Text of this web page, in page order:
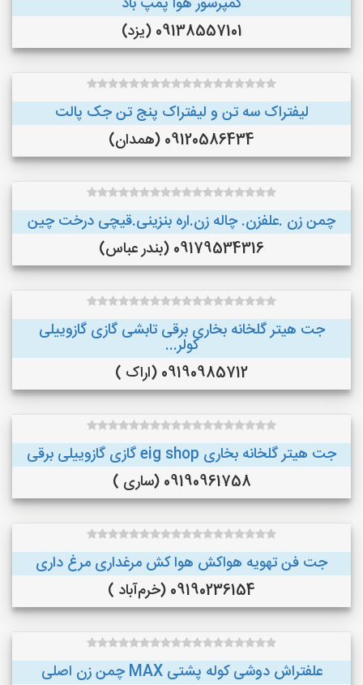
09138557101 (یزد)
لیفتراک سه تن و لیفتراک پنج تن جک پالت
09120586434 (همدان)
چمن زن .علفزن. چاله زن.اره بنزینی.قیچی درخت چین
09179534316 (بندر عباس)
جت هیتر گلخانه بخاری برقی تابشی گازی گازوییلی
کولر...
09190985712 (اراک )
جت هیتر گلخانه بخاری eig shop گازی گازوییلی برقی
09190961758 (ساری )
جت فن تهویه هواکش هوا کش مرغداری مرغ داری
09190236154 (خرم‌آباد )
علفتراش دوشی کوله پشتی MAX چمن زن اصلی